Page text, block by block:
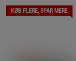
KØB FLERE, SPAR MERE